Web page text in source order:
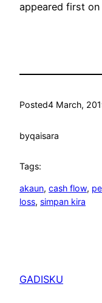
appeared first on
Posted4 March,
byqaisara
Tags:
akaun, cash flow,
loss, simpan kira
GADISKU